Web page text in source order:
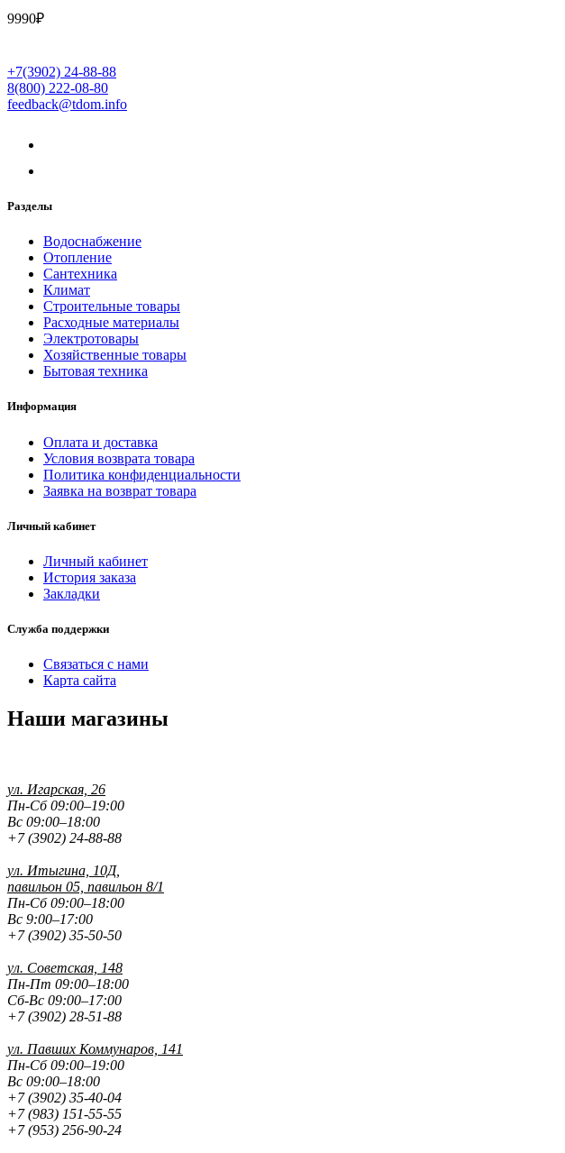
9990₽
+7(3902) 24-88-88
8(800) 222-08-80
feedback@tdom.info
Разделы
Водоснабжение
Отопление
Сантехника
Климат
Строительные товары
Расходные материалы
Электротовары
Хозяйственные товары
Бытовая техника
Информация
Оплата и доставка
Условия возврата товара
Политика конфиденциальности
Заявка на возврат товара
Личный кабинет
Личный кабинет
История заказа
Закладки
Служба поддержки
Связаться с нами
Карта сайта
Наши магазины
ул. Игарская, 26
Пн-Сб 09:00–19:00
Вс 09:00–18:00
+7 (3902) 24-88-88
ул. Итыгина, 10Д,
павильон 05, павильон 8/1
Пн-Сб 09:00–18:00
Вс 9:00–17:00
+7 (3902) 35-50-50
ул. Советская, 148
Пн-Пт 09:00–18:00
Сб-Вс 09:00–17:00
+7 (3902) 28-51-88
ул. Павших Коммунаров, 141
Пн-Сб 09:00–19:00
Вс 09:00–18:00
+7 (3902) 35-40-04
+7 (983) 151-55-55
+7 (953) 256-90-24